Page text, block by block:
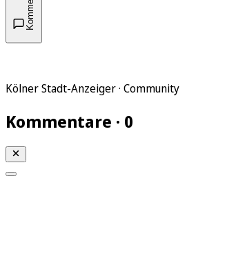
Kölner Stadt-Anzeiger · Community
Kommentare · 0